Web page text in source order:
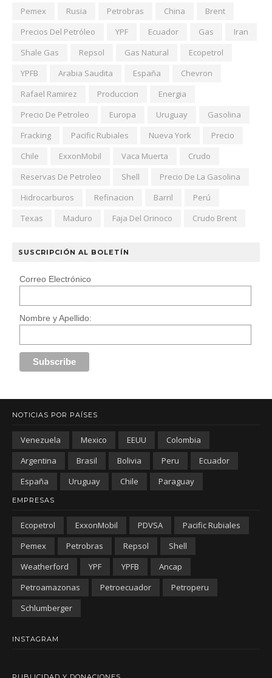
Pemex
Rusia Petrobras China
Brent
Precios Del Petróleo
YPF Ecuador Gas
Iran
Shale Gas
Repsol Gas Natural
Ecopetrol
YPFB
Arabia Saudita España
Chevron
Rafael Ramirez
Produccion
Energia
Precio De Petroleo
Europa Uruguay
Gasolina
Fracking
Pacific Rubiales Nueva York
Precio
Chile
ExxonMobil Vaca Muerta
Crudo
Reservas De Petroleo
Shell
Precio De La Gasolina
Hidrocarburos
Refinacion Barril
Perú
Texas
Maduro Faja Del Orinoco Crudo Brent
SUSCRIPCIÓN AL BOLETÍN
Correo Electrónico
Nombre y Apellido:
NOTICIAS POR PAÍSES
Venezuela Mexico EEUU
Colombia
Argentina
Brasil Bolivia Peru
Ecuador
España
Uruguay Chile Paraguay
EMPRESAS
Ecopetrol ExxonMobil PDVSA
Pacific Rubiales
Pemex
Petrobras Repsol
Shell
Weatherford
YPF YPFB
Ancap
Petroamazonas
Petroecuador
Petroperu
Schlumberger
INSTAGRAM